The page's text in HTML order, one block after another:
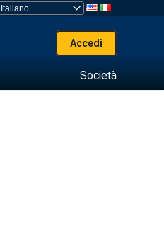
Accedi
Società